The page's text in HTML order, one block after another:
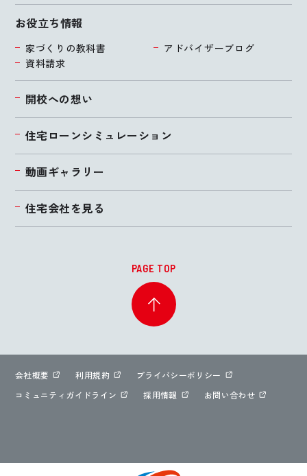
お役立ち情報
家づくりの教科書
アドバイザーブログ
資料請求
開校への想い
住宅ローンシミュレーション
動画ギャラリー
住宅会社を見る
PAGE TOP
会社概要 利用規約
プライバシーポリシー
コミュニティガイドライン
採用情報 お問い合わせ